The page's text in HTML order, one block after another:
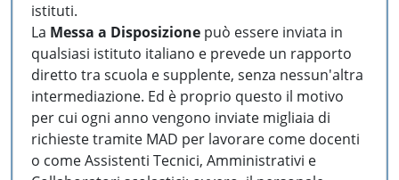
istituti.
La Messa a Disposizione può essere inviata in
qualsiasi istituto italiano e prevede un rapporto
diretto tra scuola e supplente, senza nessun'altra
intermediazione. Ed è proprio questo il motivo
per cui ogni anno vengono inviate migliaia di
richieste tramite MAD per lavorare come docenti
o come Assistenti Tecnici, Amministrativi e